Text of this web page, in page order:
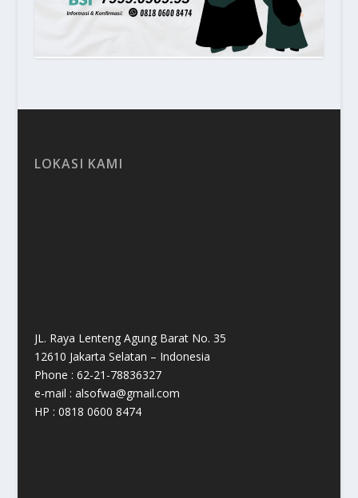
LOKASI KAMI
JL. Raya Lenteng Agung Barat No. 35
12610 Jakarta Selatan – Indonesia
Phone : 62-21-78836327
e-mail : alsofwa@gmail.com
HP : 0818 0600 8474